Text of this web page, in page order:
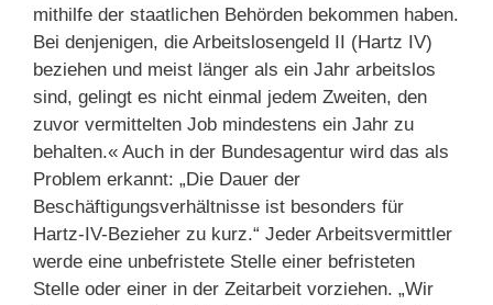
mithilfe der staatlichen Behörden bekommen haben.
Bei denjenigen, die Arbeitslosengeld II (Hartz IV)
beziehen und meist länger als ein Jahr arbeitslos
sind, gelingt es nicht einmal jedem Zweiten, den
zuvor vermittelten Job mindestens ein Jahr zu
behalten.« Auch in der Bundesagentur wird das als
Problem erkannt: „Die Dauer der
Beschäftigungsverhältnisse ist besonders für
Hartz-IV-Bezieher zu kurz.“ Jeder Arbeitsvermittler
werde eine unbefristete Stelle einer befristeten
Stelle oder einer in der Zeitarbeit vorziehen. „Wir